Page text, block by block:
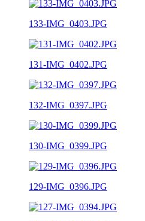
133-IMG_0403.JPG
131-IMG_0402.JPG
132-IMG_0397.JPG
130-IMG_0399.JPG
129-IMG_0396.JPG